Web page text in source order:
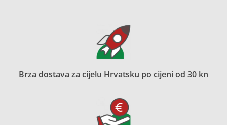
Brza dostava za cijelu Hrvatsku po cijeni od 30 kn